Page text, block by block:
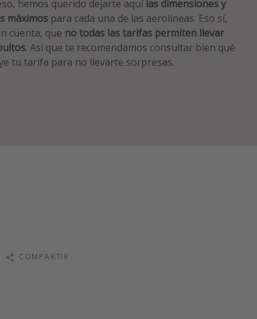
hemos querido dejarte aquí las dimensiones y
máximos para cada una de las aerolíneas. Eso sí,
cuenta, que no todas las tarifas permiten llevar
. Así que te recomendamos consultar bien qué
tu tarifa para no llevarte sorpresas.
COMPARTIR